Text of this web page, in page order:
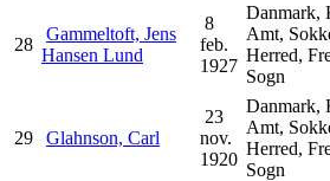
28
Gammeltoft, Jens
Hansen Lund
8
feb.
1927
Danmark,
Amt,
Herred,
Sogn
29 Glahnson, Carl
23
nov.
1920
Danmark,
Amt,
Herred,
Sogn